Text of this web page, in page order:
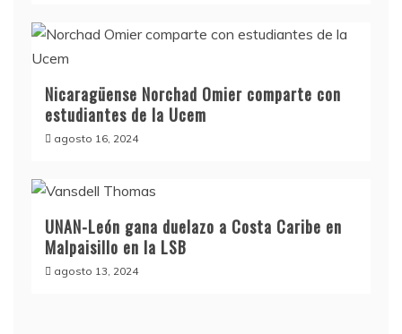
Nicaragüense Norchad Omier comparte con
estudiantes de la Ucem
agosto 16, 2024
UNAN-León gana duelazo a Costa Caribe en
Malpaisillo en la LSB
agosto 13, 2024